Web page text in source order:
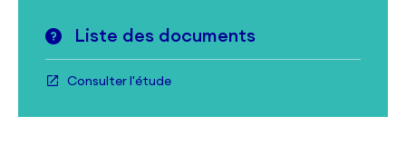
Liste des documents
Consulter l'étude